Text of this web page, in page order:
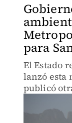
para
El Estado
lanzó esta
publicó